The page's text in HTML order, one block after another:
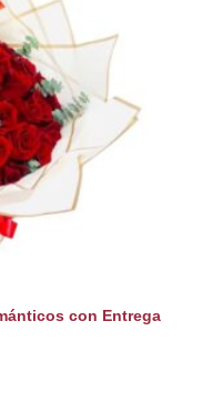
con Entrega